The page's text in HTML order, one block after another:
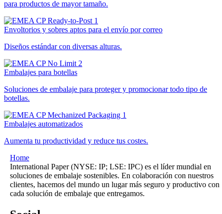
para productos de mayor tamaño.
Envoltorios y sobres aptos para el envío por correo
Diseños estándar con diversas alturas.
Embalajes para botellas
Soluciones de embalaje para proteger y promocionar todo tipo de
botellas.
Embalajes automatizados
Aumenta tu productividad y reduce tus costes.
Home
International Paper (NYSE: IP; LSE: IPC) es el líder mundial en
soluciones de embalaje sostenibles. En colaboración con nuestros
clientes, hacemos del mundo un lugar más seguro y productivo con
cada solución de embalaje que entregamos.